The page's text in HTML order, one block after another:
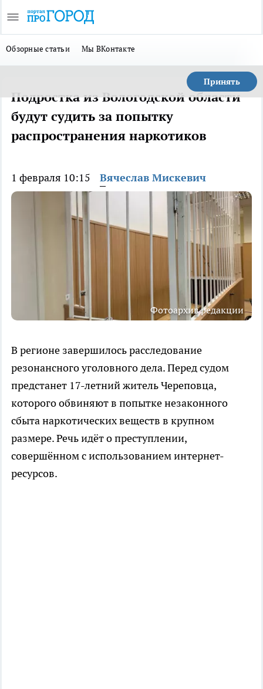
Обзорные статьи Мы ВКонтакте
Принять
Подростка из Вологодской области
будут судить за попытку
распространения наркотиков
1 февраля 10:15 Вячеслав Мискевич
Фотоархив редакции
В регионе завершилось расследование
резонансного уголовного дела. Перед судом
предстанет 17-летний житель Череповца,
которого обвиняют в попытке незаконного
сбыта наркотических веществ в крупном
размере. Речь идёт о преступлении,
совершённом с использованием интернет-
ресурсов.